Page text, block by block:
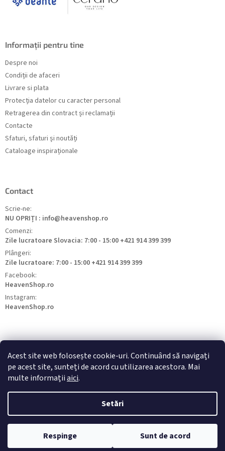
Acest site web folosește cookie-uri. Continuând să navigați
pe acest site, sunteți de acord cu utilizarea acestora. Mai
multe informațiiaici.
Setări
Respinge Sunt de acord
Informații pentru tine
Despre noi
Condiții de afaceri
Livrare si plata
Protecția datelor cu caracter personal
Retragerea din contract și reclamații
Contacte
Sfaturi, sfaturi și noutăți
Cataloage inspiraționale
Contact
Scrie-ne:
NU OPRIȚI : info@heavenshop.ro
Comenzi:
Zile lucratoare Slovacia: 7:00 - 15:00 +421 914 399 399
Plângeri:
Zile lucratoare: 7:00 - 15:00 +421 914 399 399
Facebook:
HeavenShop.ro
Instagram:
HeavenShop.ro
HeavenShop.sk HeavenShop.hu HeavenShop.cz
Drepturi de autor 2026Heavenshop. Toate drepturile rezervate.